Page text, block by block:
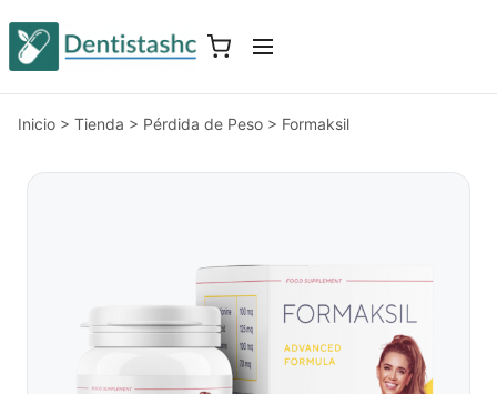
Inicio > Tienda > Pérdida de Peso > Formaksil